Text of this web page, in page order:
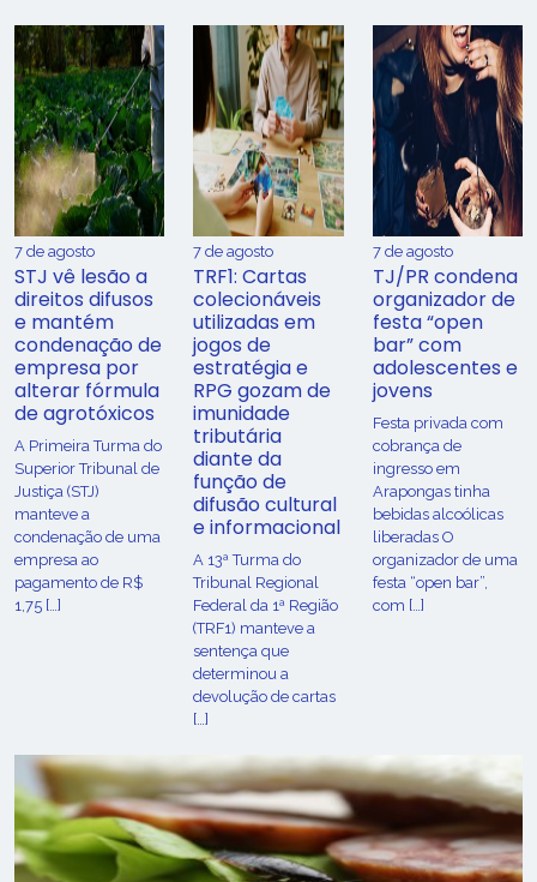
7 de agosto
STJ vê lesão a
direitos difusos
e mantém
condenação de
empresa por
alterar fórmula
de agrotóxicos
​A Primeira Turma do
Superior Tribunal de
Justiça (STJ)
manteve a
condenação de uma
empresa ao
pagamento de R$
1,75 […]
7 de agosto
TRF1: Cartas
colecionáveis
utilizadas em
jogos de
estratégia e
RPG gozam de
imunidade
tributária
diante da
função de
difusão cultural
e informacional
A 13ª Turma do
Tribunal Regional
Federal da 1ª Região
(TRF1) manteve a
sentença que
determinou a
devolução de cartas
[…]
7 de agosto
TJ/PR condena
organizador de
festa “open
bar” com
adolescentes e
jovens
Festa privada com
cobrança de
ingresso em
Arapongas tinha
bebidas alcoólicas
liberadas O
organizador de uma
festa “open bar”,
com […]